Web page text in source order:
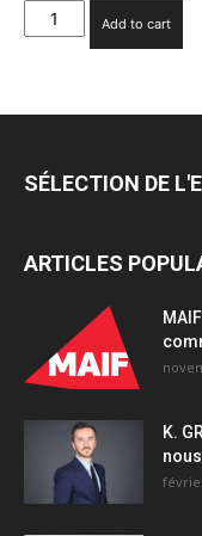
BMW
Group
AI
l'IA
domaine
simulation
de
collisions
Add to cart
SÉLECTION DE
ARTICLES
K.